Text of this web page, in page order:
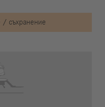
/ съхранение